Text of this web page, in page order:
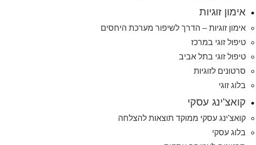
אימון זוגיות
אימון זוגיות – הדרך לשיפור מערכת היחסים
טיפול זוגי במרכז
טיפול זוגי בתל אביב
סרטונים לזוגיות
בלוג זוגי
קואצ'ינג עסקי
קואצ'ינג עסקי ממוקד תוצאות להצלחה
בלוג עסקי